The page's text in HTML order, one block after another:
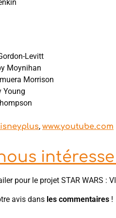
Levitt
Moynihan
Morrison
Young
, www.youtube.com
intéresse
pour le projet STAR WARS :
avis dans les commentaires !